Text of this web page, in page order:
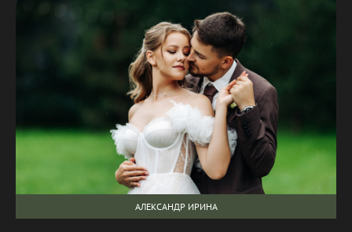
АЛЕКСАНДР ИРИНА